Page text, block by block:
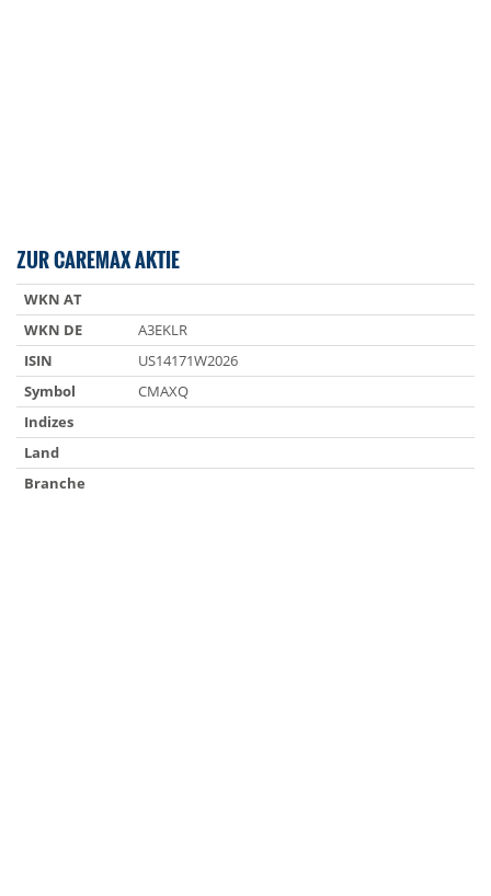
ZUR CAREMAX AKTIE
WKN AT
WKN DE
A3EKLR
ISIN
US14171W2026
Symbol
CMAXQ
Indizes
Land
Branche